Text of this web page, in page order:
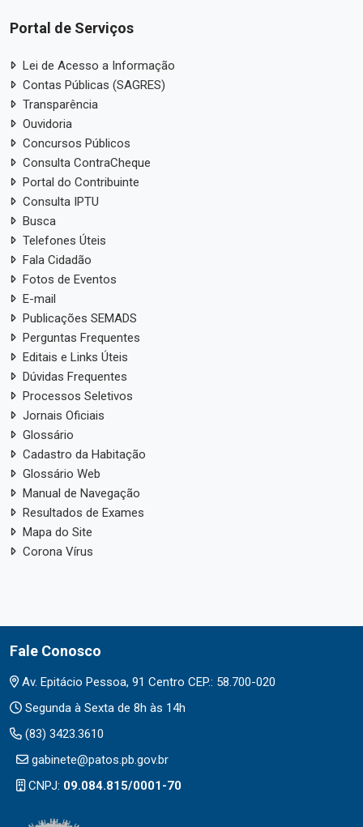
Portal de Serviços
Lei de Acesso a Informação
Contas Públicas (SAGRES)
Transparência
Ouvidoria
Concursos Públicos
Consulta ContraCheque
Portal do Contribuinte
Consulta IPTU
Busca
Telefones Úteis
Fala Cidadão
Fotos de Eventos
E-mail
Publicações SEMADS
Perguntas Frequentes
Editais e Links Úteis
Dúvidas Frequentes
Processos Seletivos
Jornais Oficiais
Glossário
Cadastro da Habitação
Glossário Web
Manual de Navegação
Resultados de Exames
Mapa do Site
Corona Vírus
Fale Conosco
Av. Epitácio Pessoa, 91 Centro CEP.: 58.700-020
Segunda à Sexta de 8h às 14h
(83) 3423.3610
gabinete@patos.pb.gov.br
CNPJ: 09.084.815/0001-70